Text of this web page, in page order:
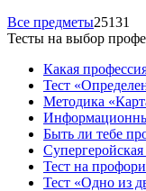
Все предметы25131
Тесты на выбор
Какая
Тест
Методика
Быть ли тебе
Тест на
Тест «Одно из